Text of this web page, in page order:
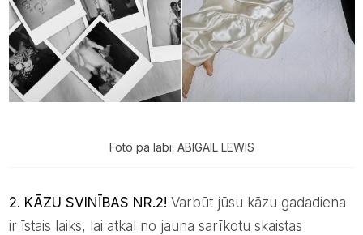
Foto pa labi: ABIGAIL LEWIS
2. KĀZU SVINĪBAS NR.2! Varbūt jūsu kāzu gadadiena
ir īstais laiks, lai atkal no jauna sarīkotu skaistas